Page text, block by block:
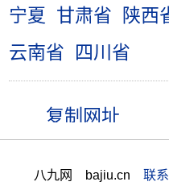
宁夏 甘肃省 陕西
云南省
四川省
八九网 bajiu.cn 联